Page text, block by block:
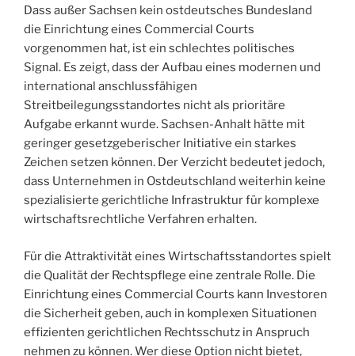
Dass außer Sachsen kein ostdeutsches Bundesland
die Einrichtung eines Commercial Courts
vorgenommen hat, ist ein schlechtes politisches
Signal. Es zeigt, dass der Aufbau eines modernen und
international anschlussfähigen
Streitbeilegungsstandortes nicht als prioritäre
Aufgabe erkannt wurde. Sachsen-Anhalt hätte mit
geringer gesetzgeberischer Initiative ein starkes
Zeichen setzen können. Der Verzicht bedeutet jedoch,
dass Unternehmen in Ostdeutschland weiterhin keine
spezialisierte gerichtliche Infrastruktur für komplexe
wirtschaftsrechtliche Verfahren erhalten.
Für die Attraktivität eines Wirtschaftsstandortes spielt
die Qualität der Rechtspflege eine zentrale Rolle. Die
Einrichtung eines Commercial Courts kann Investoren
die Sicherheit geben, auch in komplexen Situationen
effizienten gerichtlichen Rechtsschutz in Anspruch
nehmen zu können. Wer diese Option nicht bietet,